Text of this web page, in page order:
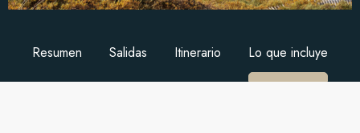
Resumen Salidas Itinerario Lo que incluye